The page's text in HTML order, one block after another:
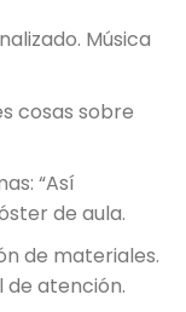
Música
cosas sobre
“Así
de aula.
de materiales.
de atención.